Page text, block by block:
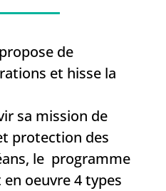
propose de
et hisse la
sa mission de
protection des
le programme
oeuvre 4 types